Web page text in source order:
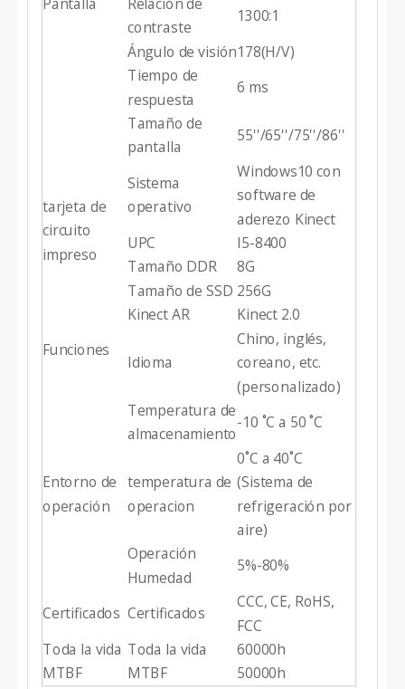
contraste
1300:1
Ángulo de visión178(H/V)
Tiempo de
respuesta
6 ms
Tamaño de
pantalla
55''/65''/75''/86''
tarjeta de
circuito
impreso
Sistema
operativo
Windows10 con
software de
aderezo Kinect
UPC
I5-8400
Tamaño DDR 8G
Tamaño de SSD 256G
Funciones
Kinect AR Kinect 2.0
Idioma
Chino, inglés,
coreano, etc.
(personalizado)
Entorno de
operación
Temperatura de
almacenamiento
-10 ˚C a 50 ˚C
temperatura de
operacion
0˚C a 40˚C
(Sistema de
refrigeración por
aire)
Operación
Humedad
5%-80%
Certificados Certificados
CCC, CE, RoHS,
FCC
Toda la vida Toda la vida 60000h
MTBF MTBF 50000h